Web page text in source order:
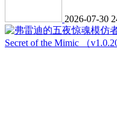
2026-07-30